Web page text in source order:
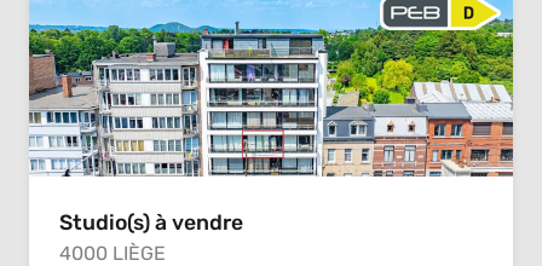
Studio(s) à vendre
4000 LIÈGE